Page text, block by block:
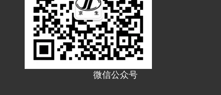
微信公众号